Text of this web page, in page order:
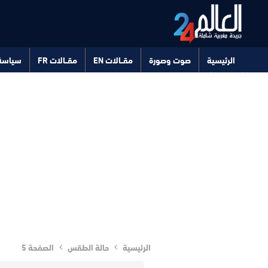
الرئيسية صوت وصورة مقــالات EN مقــالات FR
الرئيسية حالة الطقس الصفحة 5